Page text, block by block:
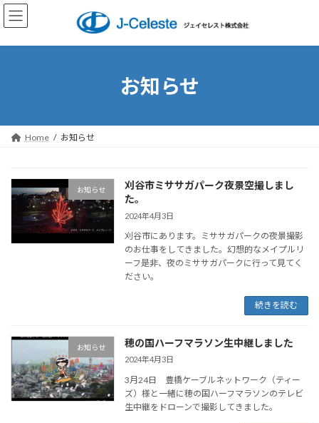
コ
ン
ン
ナ
ビ
ー
お知らせ
Home お知らせ
お知らせ
刈谷市ミササガパーク夜景空撮しまし
た。
2024年4月3日
刈谷市にあります。ミササガパークの夜景撮影
のお仕事をしてきました。幻想的なメイプルリ
ーフ是非、夜のミササガパークに行って見てく
ださい。
続きを読む
お知らせ 穂の国ハーフマラソン生中継しました
2024年4月3日
3月24日 豊橋ケーブルネットワーク（ティー
ズ）様と一緒に穂の国ハーフマラソンのテレビ
生中継をドローンで撮影してきました。